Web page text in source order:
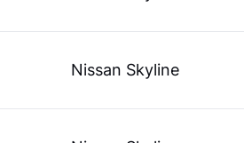
Nissan Skyline